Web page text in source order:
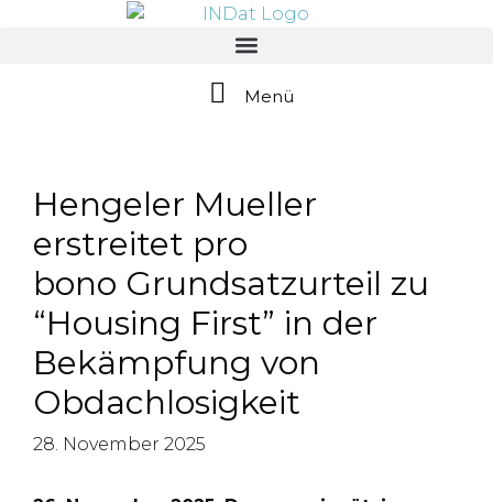
Menü
Hengeler Mueller
erstreitet pro
bono Grundsatzurteil zu
“Housing First” in der
Bekämpfung von
Obdachlosigkeit
28. November 2025